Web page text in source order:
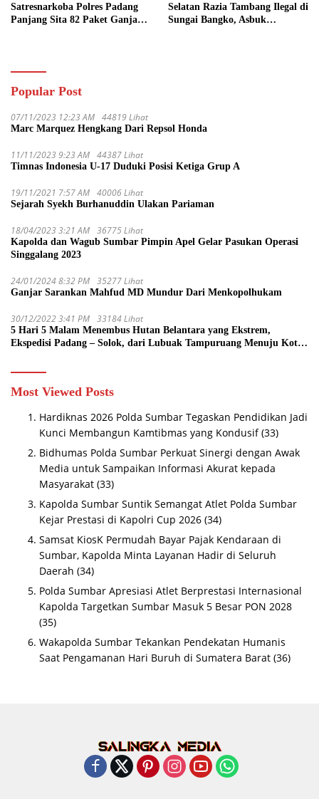
Satresnarkoba Polres Padang
Panjang Sita 82 Paket Ganja
Selatan Razia Tambang Ilegal di
Sungai Bangko, Asbuk
Popular Post
07/11/2023 12:23 AM 44819 Lihat
Marc Marquez Hengkang Dari Repsol Honda
11/11/2023 9:23 AM 44387 Lihat
Timnas Indonesia U-17 Duduki Posisi Ketiga Grup A
19/11/2021 7:57 AM 40006 Lihat
Sejarah Syekh Burhanuddin Ulakan Pariaman
18/04/2023 3:21 AM 36775 Lihat
Kapolda dan Wagub Sumbar Pimpin Apel Gelar Pasukan Operasi
Singgalang 2023
24/01/2024 8:32 PM 35277 Lihat
Ganjar Sarankan Mahfud MD Mundur Dari Menkopolhukam
30/12/2022 3:41 PM 33184 Lihat
5 Hari 5 Malam Menembus Hutan Belantara yang Ekstrem,
Ekspedisi Padang – Solok, dari Lubuak Tampuruang Menuju Koto
Most Viewed Posts
Hardiknas 2026 Polda Sumbar Tegaskan Pendidikan Jadi
Kunci Membangun Kamtibmas yang Kondusif (33)
Bidhumas Polda Sumbar Perkuat Sinergi dengan Awak
Media untuk Sampaikan Informasi Akurat kepada
Masyarakat (33)
Kapolda Sumbar Suntik Semangat Atlet Polda Sumbar
Kejar Prestasi di Kapolri Cup 2026 (34)
Samsat KiosK Permudah Bayar Pajak Kendaraan di
Sumbar, Kapolda Minta Layanan Hadir di Seluruh
Daerah (34)
Polda Sumbar Apresiasi Atlet Berprestasi Internasional
Kapolda Targetkan Sumbar Masuk 5 Besar PON 2028
(35)
Wakapolda Sumbar Tekankan Pendekatan Humanis
Saat Pengamanan Hari Buruh di Sumatera Barat (36)